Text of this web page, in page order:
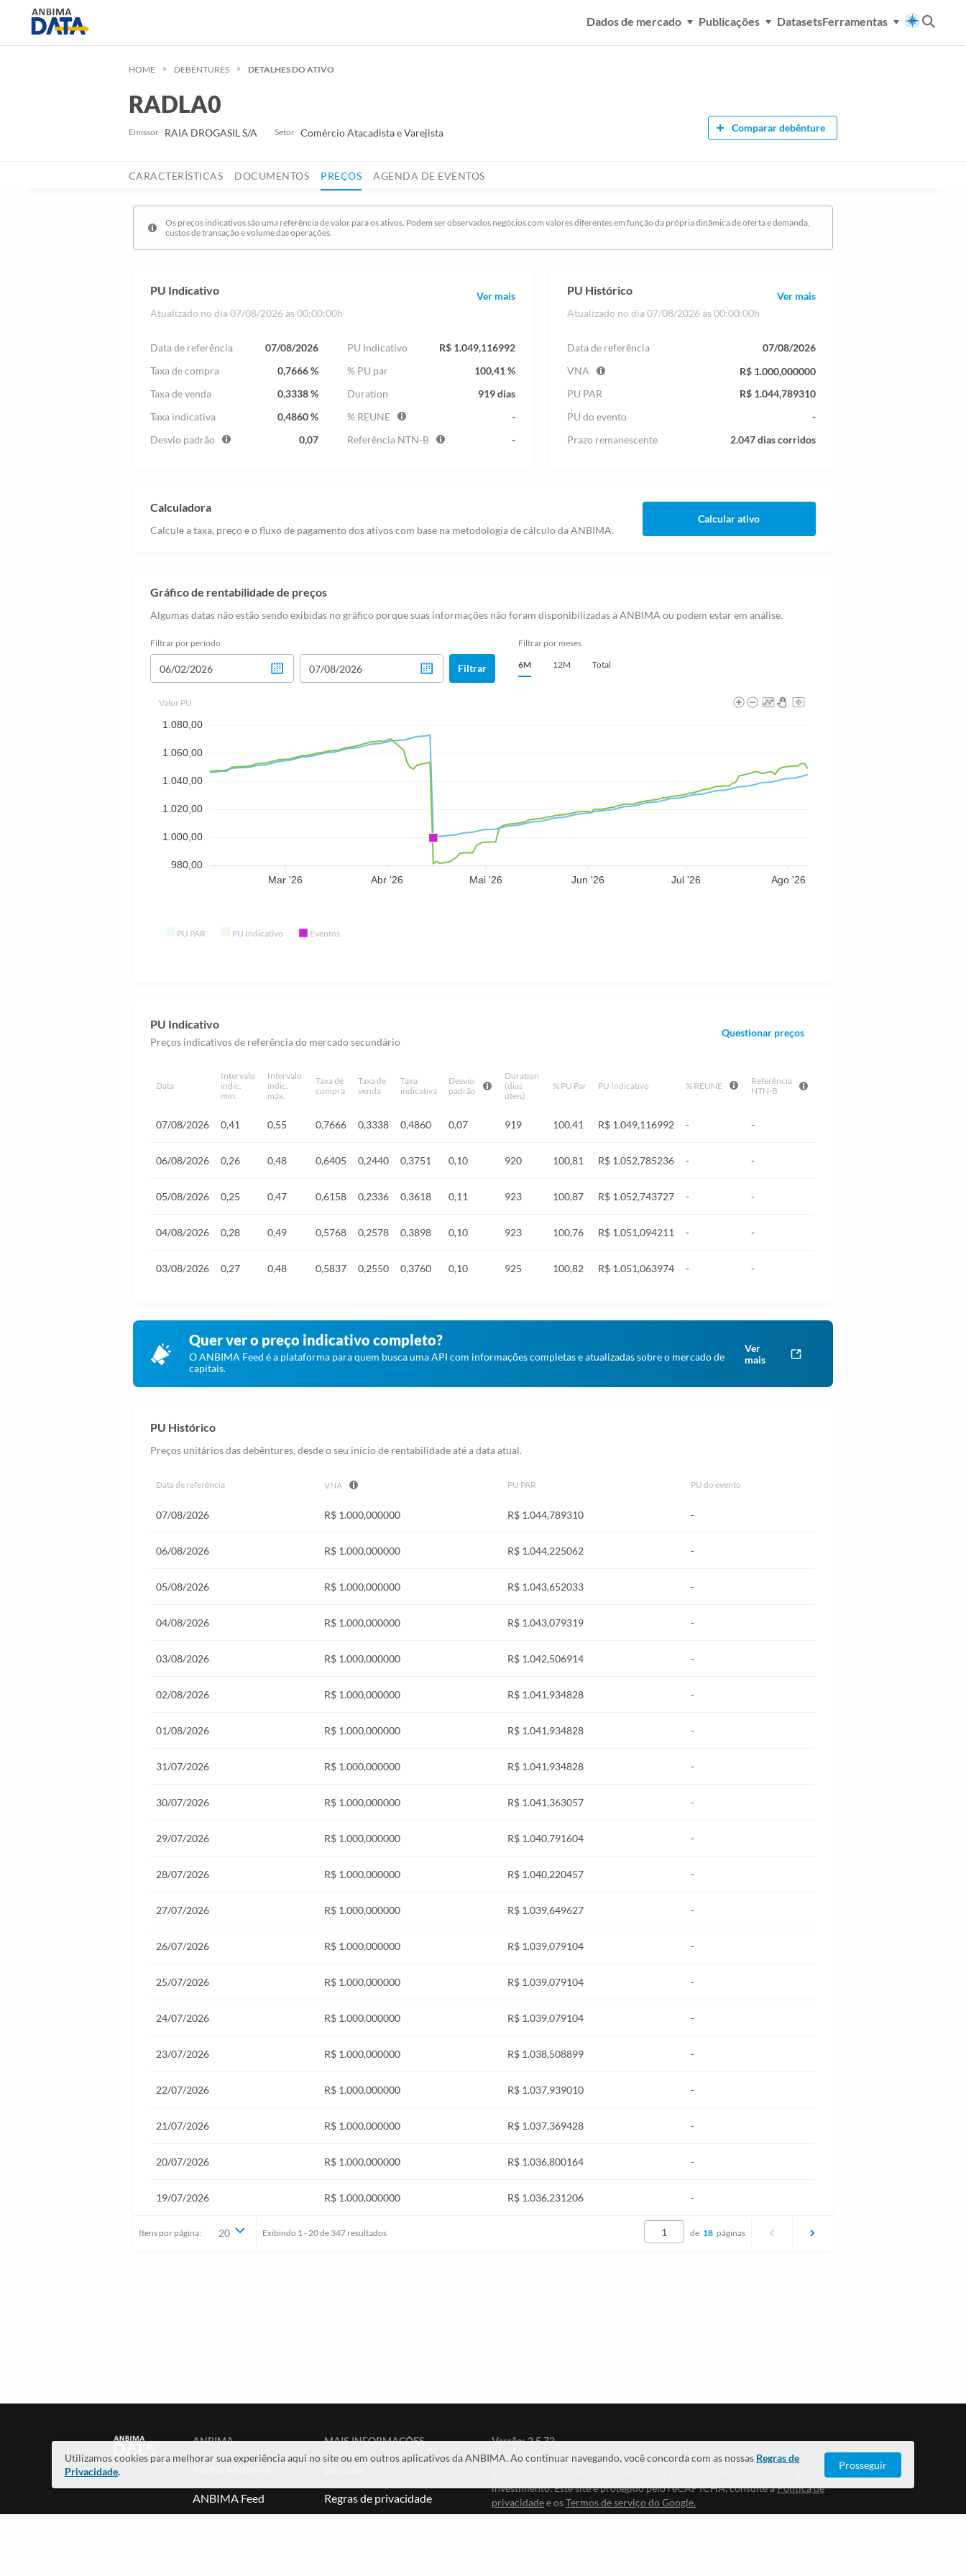
Utilizamos cookies para melhorar sua experiência aqui no site ou em outros aplicativos da ANBIMA. Ao continuar navegando, você concorda com as nossas Regras de
Privacidade.
Prosseguir
Dados de mercado Publicações DatasetsFerramentas
HOME DEBÊNTURES DETALHES DO ATIVO
RADLA0
Emissor RAIA DROGASIL S/A Setor Comércio Atacadista e Varejista Comparar debênture
CARACTERÍSTICAS DOCUMENTOS PREÇOS AGENDA DE EVENTOS
Os preços indicativos são uma referência de valor para os ativos. Podem ser observados negócios com valores diferentes em função da própria dinâmica de oferta e demanda,
custos de transação e volume das operações.
PU Indicativo
Ver mais
Atualizado no dia07/08/2026 às 00:00:00h
Data de referência 07/08/2026 PU Indicativo
R$ 1.049,116992
Taxa de compra
0,7666 % % PU par
100,41 %
Taxa de venda
0,3338 % Duration
919 dias
Taxa indicativa
0,4860 % % REUNE
-
Desvio padrão
0,07 Referência NTN-B -
PU Histórico
Ver mais
Atualizado no dia07/08/2026 às 00:00:00h
Data de referência
07/08/2026
VNA
R$ 1.000,000000
PU PAR
R$ 1.044,789310
PU do evento
-
Prazo remanescente
2.047 dias corridos
Calculadora
Calcule a taxa, preço e o fluxo de pagamento dos ativos com base na metodologia de cálculo da ANBIMA.
Calcular ativo
Gráfico de rentabilidade de preços
Algumas datas não estão sendo exibidas no gráfico porque suas informações não foram disponibilizadas à ANBIMA ou podem estar em análise.
Filtrar por período
Filtrar
Filtrar por meses
6M
12M Total
Valor PU
PU PAR PU Indicativo Eventos
1.080,00
1.060,00
1.040,00
1.020,00
1.000,00
980,00
Mar '26
Abr '26 Mai '26 Jun '26 Jul '26 Ago '26
PU Indicativo
Preços indicativos de referência do mercado secundário
Questionar preços
Data
Intervalo
indic.
mín.
Intervalo
indic.
máx.
Taxa de
compra
Taxa de
venda
Taxa
indicativa
Desvio
padrão
Duration
(dias
úteis)
% PU Par PU Indicativo % REUNE
Referência
NTN-B
07/08/2026 0,41 0,55 0,7666 0,3338 0,4860 0,07 919 100,41 R$ 1.049,116992 - -
06/08/2026 0,26 0,48 0,6405 0,2440 0,3751 0,10 920 100,81 R$ 1.052,785236 - -
05/08/2026 0,25 0,47 0,6158 0,2336 0,3618 0,11 923 100,87 R$ 1.052,743727 - -
04/08/2026 0,28 0,49 0,5768 0,2578 0,3898 0,10 923 100,76 R$ 1.051,094211 - -
03/08/2026 0,27 0,48 0,5837 0,2550 0,3760 0,10 925 100,82 R$ 1.051,063974 - -
Quer ver o preço indicativo completo?
O ANBIMA Feed é a plataforma para quem busca uma API com informações completas e atualizadas sobre o mercado de
capitais.
Ver
mais
PU Histórico
Preços unitários das debêntures, desde o seu início de rentabilidade até a data atual.
Data de referência VNA PU PAR PU do evento
07/08/2026 R$ 1.000,000000 R$ 1.044,789310 -
06/08/2026 R$ 1.000,000000 R$ 1.044,225062 -
05/08/2026 R$ 1.000,000000 R$ 1.043,652033 -
04/08/2026 R$ 1.000,000000 R$ 1.043,079319 -
03/08/2026 R$ 1.000,000000 R$ 1.042,506914 -
02/08/2026 R$ 1.000,000000 R$ 1.041,934828 -
01/08/2026 R$ 1.000,000000 R$ 1.041,934828 -
31/07/2026 R$ 1.000,000000 R$ 1.041,934828 -
30/07/2026 R$ 1.000,000000 R$ 1.041,363057 -
29/07/2026 R$ 1.000,000000 R$ 1.040,791604 -
28/07/2026 R$ 1.000,000000 R$ 1.040,220457 -
27/07/2026 R$ 1.000,000000 R$ 1.039,649627 -
26/07/2026 R$ 1.000,000000 R$ 1.039,079104 -
25/07/2026 R$ 1.000,000000 R$ 1.039,079104 -
24/07/2026 R$ 1.000,000000 R$ 1.039,079104 -
23/07/2026 R$ 1.000,000000 R$ 1.038,508899 -
22/07/2026 R$ 1.000,000000 R$ 1.037,939010 -
21/07/2026 R$ 1.000,000000 R$ 1.037,369428 -
20/07/2026 R$ 1.000,000000 R$ 1.036,800164 -
19/07/2026 R$ 1.000,000000 R$ 1.036,231206 -
Itens por página: 20 Exibindo 1 - 20de 347 resultados de 18 páginas
ANBIMA
ANBIMA Feed
MAIS INFORMAÇÕES
Regras de privacidade
Versão:2.5.72
As fontes das informações apresentadas são ANBIMA, B3, CVM, demais
investimento. Este site é protegido pelo reCAPTCHA, consulte aPolítica de
privacidadee osTermos de serviço do Google.